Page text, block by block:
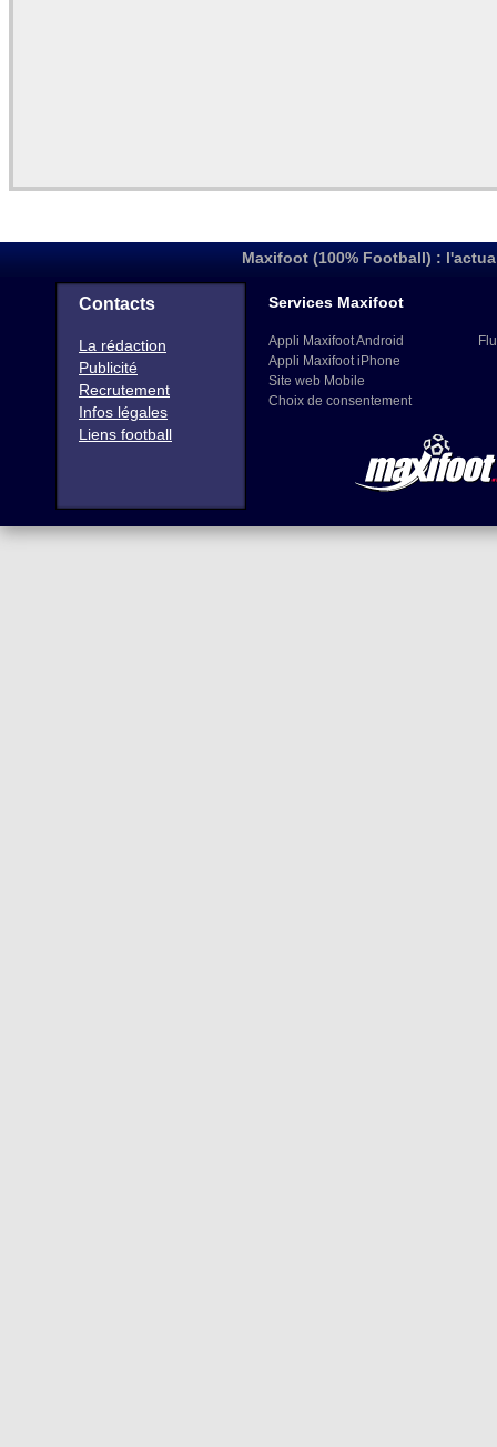
Maxifoot (100% Football) :
Contacts
La rédaction
Publicité
Recrutement
Infos légales
Liens football
Services Maxifoot
Appli Maxifoot Android
Appli Maxifoot iPhone
Site web Mobile
Choix de consentement